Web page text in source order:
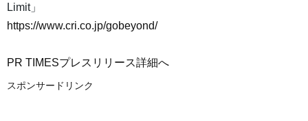
Limit」
https://www.cri.co.jp/gobeyond/
PR TIMESプレスリリース詳細へ
スポンサードリンク